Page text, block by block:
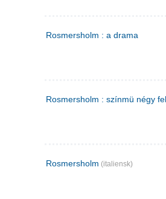
Rosmersholm : a drama
Rosmersholm : színmü négy
Rosmersholm (italiensk)